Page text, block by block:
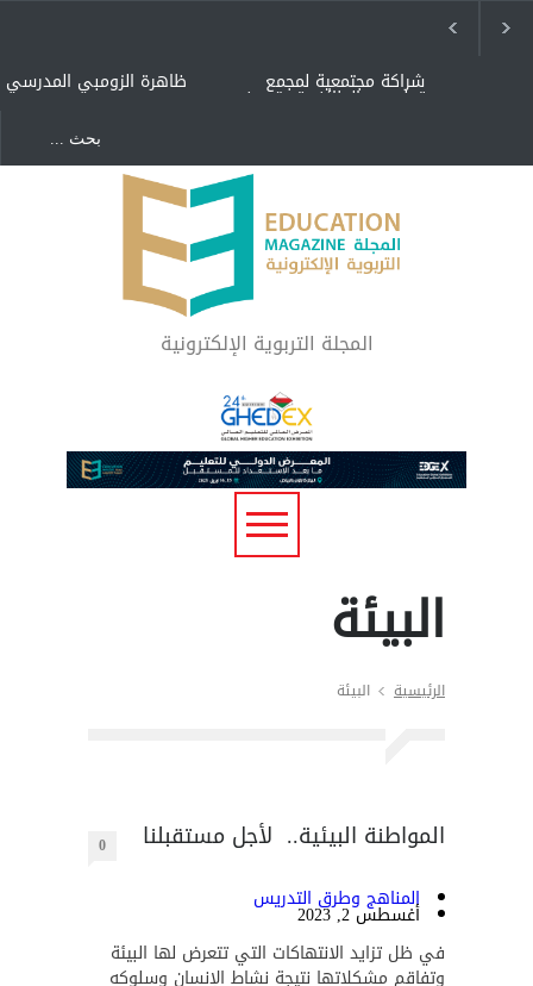
ظاهرة الزومبي المدرسي شراكة مجتمعية لمجمع
تعليمي بالطائف تستهدف
"كنت أنضرب ومافيني إلا
العافية" هل هذا مبرر
لاستمرار أسلوب التربية
المتوارث؟
لماذا تعد برامج توعية الأطفال
بخصوصية الجسد وقاية لا
فضول؟
المجلة التربوية الإلكترونية
البيئة
الرئيسية البيئة
المواطنة البيئية.. لأجل مستقبلنا 0
المناهج وطرق التدريس
أغسطس 2, 2023
في ظل تزايد الانتهاكات التي تتعرض لها البيئة
وتفاقم مشكلاتها نتيجة نشاط الإنسان وسلوكه